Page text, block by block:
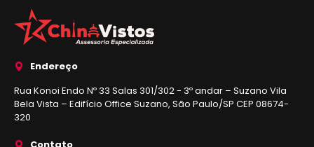
Endereço
Rua Konoi Endo Nº 33 Salas 301/302 - 3º andar – Suzano Vila
Bela Vista – Edifício Office Suzano, São Paulo/SP CEP 08674-
320